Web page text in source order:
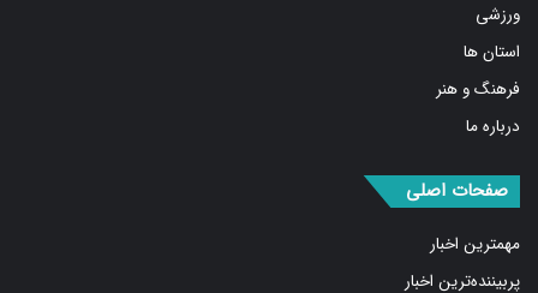
استان ها
فرهنگ و هنر
درباره ما
مهمترین اخبار
پربیننده‌ترین اخبار